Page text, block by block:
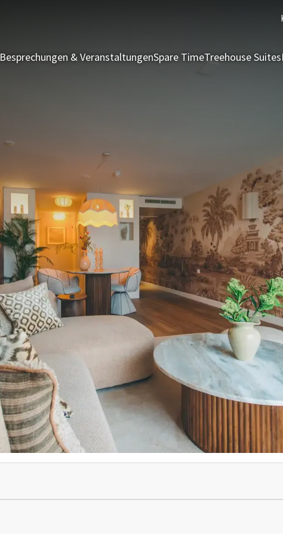
Besprechungen & VeranstaltungenSpare TimeTreehouse Suites